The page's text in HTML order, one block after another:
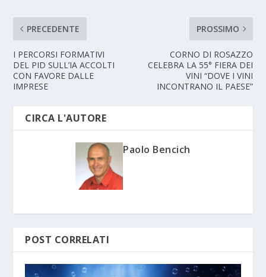
PRECEDENTE
I PERCORSI FORMATIVI
DEL PID SULL’IA ACCOLTI
CON FAVORE DALLE
IMPRESE
PROSSIMO
CORNO DI ROSAZZO
CELEBRA LA 55° FIERA DEI
VINI “DOVE I VINI
INCONTRANO IL PAESE”
CIRCA L'AUTORE
Paolo Bencich
POST CORRELATI